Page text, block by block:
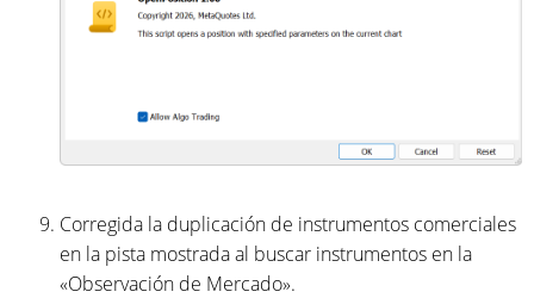
Corregida la duplicación de instrumentos comerciales
en la pista mostrada al buscar instrumentos en la
«Observación de Mercado».